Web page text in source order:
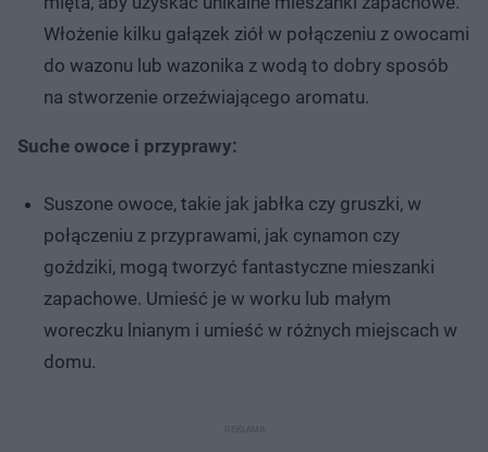
Włożenie kilku gałązek ziół w połączeniu z owocami
do wazonu lub wazonika z wodą to dobry sposób
na stworzenie orzeźwiającego aromatu.
Suche owoce i przyprawy:
Suszone owoce, takie jak jabłka czy gruszki, w
połączeniu z przyprawami, jak cynamon czy
goździki, mogą tworzyć fantastyczne mieszanki
zapachowe. Umieść je w worku lub małym
woreczku lnianym i umieść w różnych miejscach w
domu.